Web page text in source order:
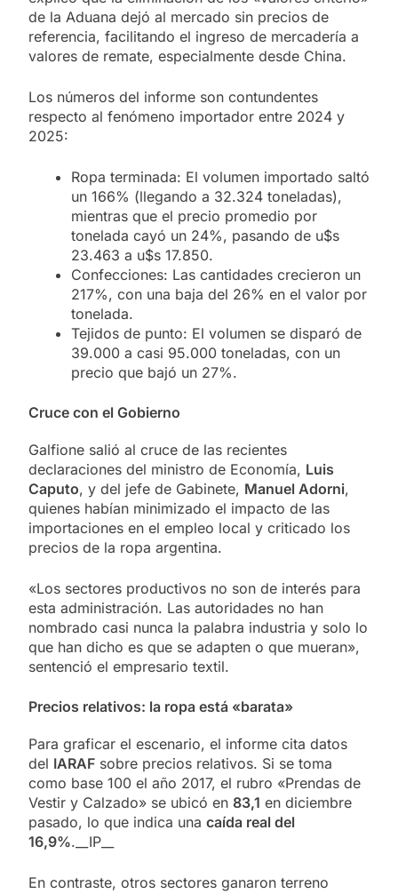
de la Aduana dejó al mercado sin precios de
referencia, facilitando el ingreso de mercadería a
valores de remate, especialmente desde China.
Los números del informe son contundentes
respecto al fenómeno importador entre 2024 y
2025:
Ropa terminada: El volumen importado saltó
un 166% (llegando a 32.324 toneladas),
mientras que el precio promedio por
tonelada cayó un 24%, pasando de u$s
23.463 a u$s 17.850.
Confecciones: Las cantidades crecieron un
217%, con una baja del 26% en el valor por
tonelada.
Tejidos de punto: El volumen se disparó de
39.000 a casi 95.000 toneladas, con un
precio que bajó un 27%.
Cruce con el Gobierno
Galfione salió al cruce de las recientes
declaraciones del ministro de Economía, Luis
Caputo, y del jefe de Gabinete, Manuel Adorni,
quienes habían minimizado el impacto de las
importaciones en el empleo local y criticado los
precios de la ropa argentina.
«Los sectores productivos no son de interés para
esta administración. Las autoridades no han
nombrado casi nunca la palabra industria y solo lo
que han dicho es que se adapten o que mueran»,
sentenció el empresario textil.
Precios relativos: la ropa está «barata»
Para graficar el escenario, el informe cita datos
del IARAF sobre precios relativos. Si se toma
como base 100 el año 2017, el rubro «Prendas de
Vestir y Calzado» se ubicó en 83,1 en diciembre
pasado, lo que indica una caída real del
16,9%.__IP__
En contraste, otros sectores ganaron terreno